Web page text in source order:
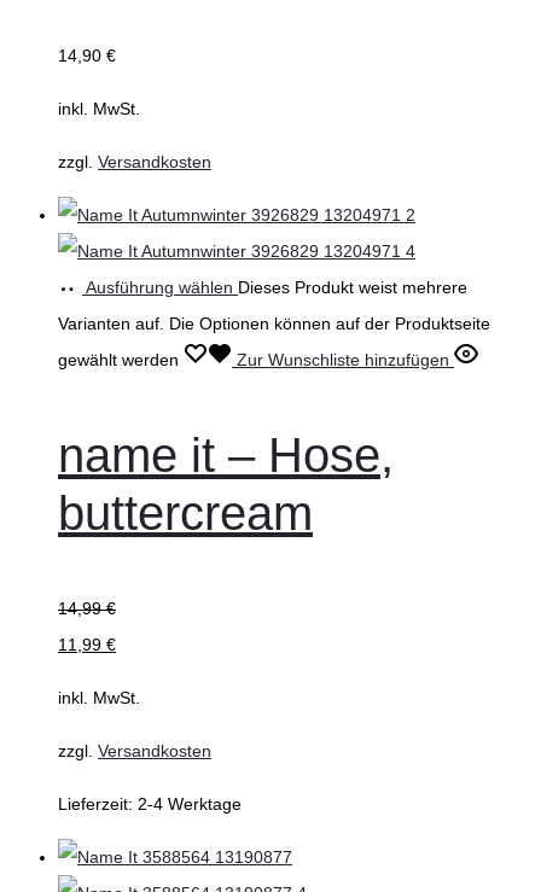
14,90 €
inkl. MwSt.
zzgl. Versandkosten
Ausführung wählen Dieses Produkt weist mehrere
Varianten auf. Die Optionen können auf der Produktseite
gewählt werden
Zur Wunschliste hinzufügen
name it – Hose,
buttercream
14,99€
11,99 €
inkl. MwSt.
zzgl. Versandkosten
Lieferzeit: 2-4 Werktage